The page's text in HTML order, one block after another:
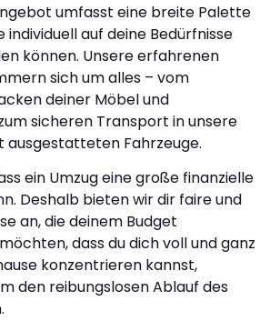
umfasst eine breite Palette
individuell auf deine Bedürfnisse
können. Unsere erfahrenen
sich um alles – vom
deiner Möbel und
sicheren Transport in unsere
ausgestatteten Fahrzeuge.
ein Umzug eine große finanzielle
Deshalb bieten wir dir faire und
an, die deinem Budget
dass du dich voll und ganz
konzentrieren kannst,
den reibungslosen Ablauf des